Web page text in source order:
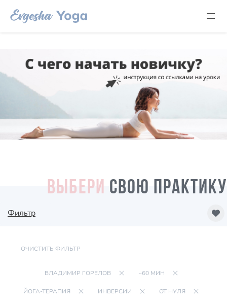
ВЫБЕРИ СВОЮ ПРАКТИКУ
Фильтр
ОЧИСТИТЬ ФИЛЬТР
ВЛАДИМИР ГОРЕЛОВ ~60 МИН
ЙОГА-ТЕРАПИЯ ИНВЕРСИИ ОТ НУЛЯ